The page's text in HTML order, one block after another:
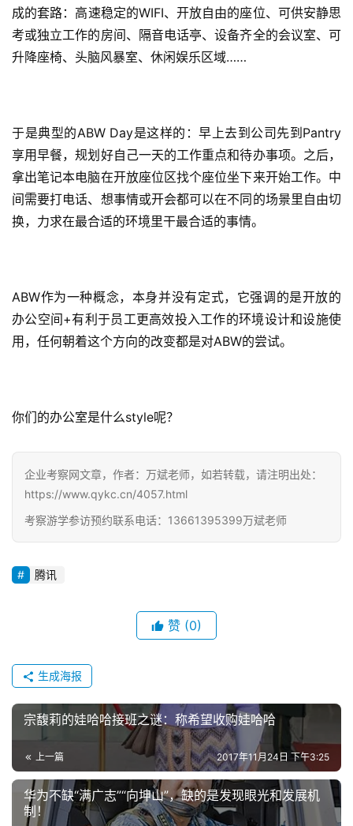
成的套路：高速稳定的WIFI、开放自由的座位、可供安静思
考或独立工作的房间、隔音电话亭、设备齐全的会议室、可
升降座椅、头脑风暴室、休闲娱乐区域……
于是典型的ABW Day是这样的：早上去到公司先到Pantry
享用早餐，规划好自己一天的工作重点和待办事项。之后，
拿出笔记本电脑在开放座位区找个座位坐下来开始工作。中
间需要打电话、想事情或开会都可以在不同的场景里自由切
换，力求在最合适的环境里干最合适的事情。
ABW作为一种概念，本身并没有定式，它强调的是开放的
办公空间+有利于员工更高效投入工作的环境设计和设施使
用，任何朝着这个方向的改变都是对ABW的尝试。
你们的办公室是什么style呢？
企业考察网文章，作者：万斌老师，如若转载，请注明出处：
https://www.qykc.cn/4057.html
考察游学参访预约联系电话：13661395399万斌老师
腾讯
赞 (0)
生成海报
宗馥莉的娃哈哈接班之谜：称希望收购娃哈哈
上一篇 2017年11月24日 下午3:25
华为不缺“满广志”“向坤山”，缺的是发现眼光和发展机
制！